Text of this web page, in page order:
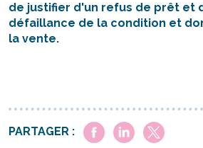
de justifier d'un refus de prêt et
défaillance de la condition et
la vente.
PARTAGER :